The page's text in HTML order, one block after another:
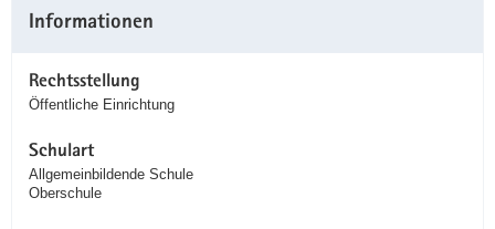
Informationen
Rechtsstellung
Öffentliche Einrichtung
Schulart
Allgemeinbildende Schule
Oberschule